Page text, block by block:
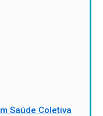
Saúde Coletiva